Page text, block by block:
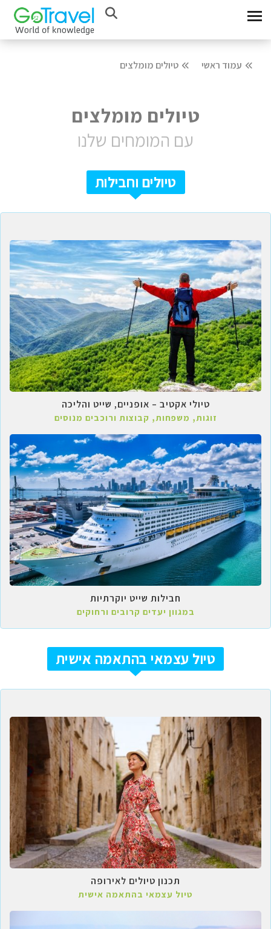
עמוד ראשי טיולים מומלצים
טיולים מומלצים
עם המומחים שלנו
טיולים וחבילות
טיולי אקטיב – אופניים, שייט והליכה
זוגות, משפחות, קבוצות ורוכבים מנוסים
חבילות שייט יוקרתיות
במגוון יעדים קרובים ורחוקים
טיול עצמאי בהתאמה אישית
תכנון טיולים לאירופה
טיול עצמאי בהתאמה אישית